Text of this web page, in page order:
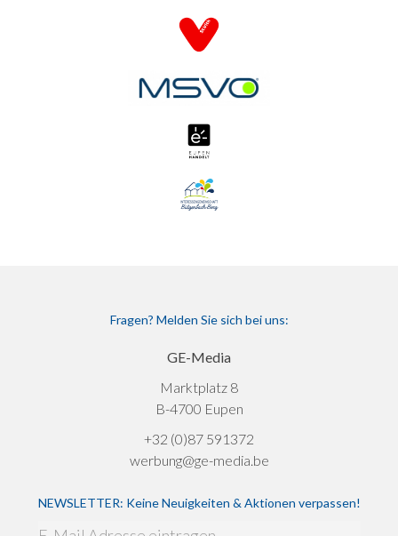
Fragen? Melden Sie sich bei uns:
GE-Media
Marktplatz 8
B-4700 Eupen
+32 (0)87 591372
werbung@ge-media.be
NEWSLETTER: Keine Neuigkeiten & Aktionen verpassen!